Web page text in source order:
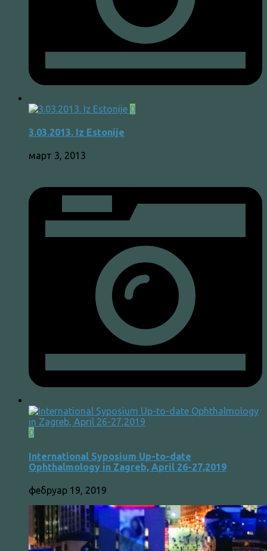
0
3.03.2013. Iz Estonije
март 3, 2013
0
International Syposium Up-to-date
Ophthalmology in Zagreb, April 26-27,2019
фебруар 19, 2019